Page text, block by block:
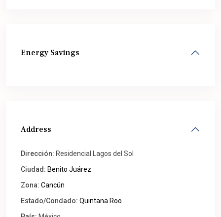
Energy Savings
Address
Dirección: Residencial Lagos del Sol
Ciudad: Benito Juárez
Zona: Cancún
Estado/Condado: Quintana Roo